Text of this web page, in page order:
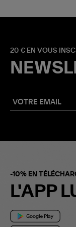
20 € EN VOUS
-10% EN
L'APP